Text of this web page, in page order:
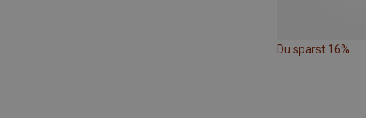
Du sparst 16%